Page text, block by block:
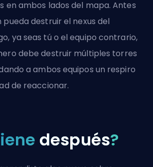
en ambos lados del mapa. Antes
pueda destruir el nexus del
ya seas tú o el equipo contrario,
debe destruir múltiples torres
a ambos equipos un respiro
de reaccionar.
después?